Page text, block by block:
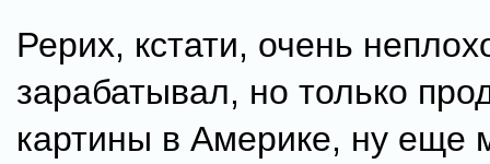
Рерих, кстати, очень
зарабатывал, но только
картины в Америке, ну еще